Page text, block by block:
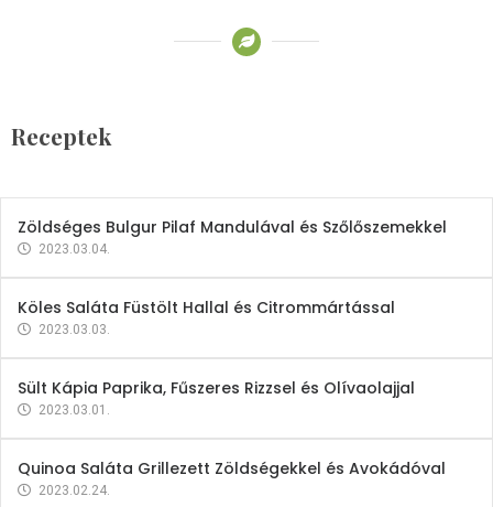
Receptek
2023.03.06.
Zöldséges Bulgur Pilaf Mandulával és Szőlőszemekkel
2023.03.04.
Köles Saláta Füstölt Hallal és Citrommártással
2023.03.03.
Sült Kápia Paprika, Fűszeres Rizzsel és Olívaolajjal
2023.03.01.
Quinoa Saláta Grillezett Zöldségekkel és Avokádóval
2023.02.24.